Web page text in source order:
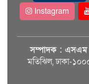
Instagram
সম্পাদক :
মতিঝিল, ঢাকা-